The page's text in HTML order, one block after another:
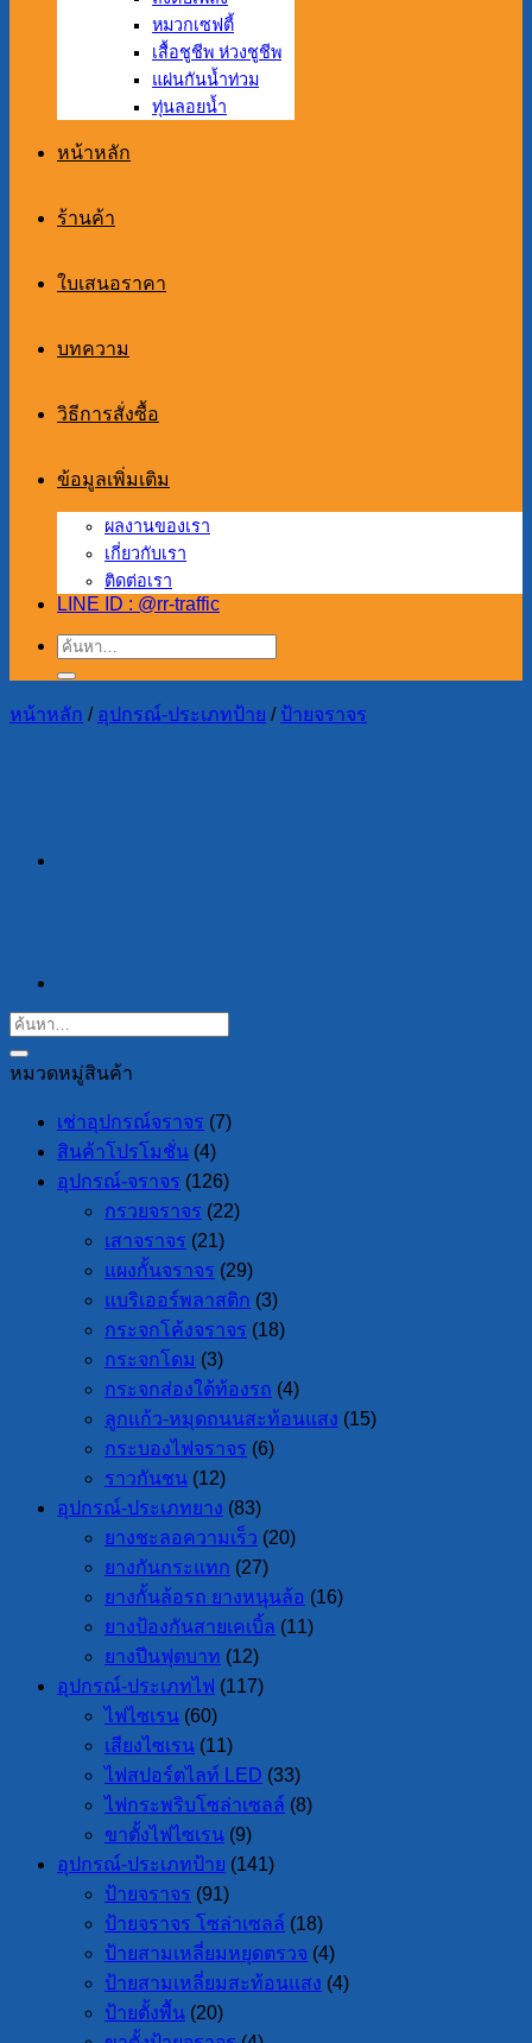
หมวกเซฟตี้
เสื้อชูชีพ ห่วงชูชีพ
แผ่นกันน้ำท่วม
ทุ่นลอยน้ำ
หน้าหลัก
ร้านค้า
ใบเสนอราคา
บทความ
วิธีการสั่งซื้อ
ข้อมูลเพิ่มเติม
ผลงานของเรา
เกี่ยวกับเรา
ติดต่อเรา
LINE ID : @rr-traffic
ค้นหา:
หน้าหลัก / อุปกรณ์-ประเภทป้าย / ป้ายจราจร
หมวดหมู่สินค้า
เช่าอุปกรณ์จราจร (7)
สินค้าโปรโมชั่น (4)
อุปกรณ์-จราจร (126)
กรวยจราจร (22)
เสาจราจร (21)
แผงกั้นจราจร (29)
แบริเออร์พลาสติก (3)
กระจกโค้งจราจร (18)
กระจกโดม (3)
กระจกส่องใต้ท้องรถ (4)
ลูกแก้ว-หมุดถนนสะท้อนแสง (15)
กระบองไฟจราจร (6)
ราวกันชน (12)
อุปกรณ์-ประเภทยาง (83)
ยางชะลอความเร็ว (20)
ยางกันกระแทก (27)
ยางกั้นล้อรถ ยางหนุนล้อ (16)
ยางป้องกันสายเคเบิ้ล (11)
ยางปีนฟุตบาท (12)
อุปกรณ์-ประเภทไฟ (117)
ไฟไซเรน (60)
เสียงไซเรน (11)
ไฟสปอร์ตไลท์ LED (33)
ไฟกระพริบโซล่าเซลล์ (8)
ขาตั้งไฟไซเรน (9)
อุปกรณ์-ประเภทป้าย (141)
ป้ายจราจร (91)
ป้ายจราจร โซล่าเซลล์ (18)
ป้ายสามเหลี่ยมหยุดตรวจ (4)
ป้ายสามเหลี่ยมสะท้อนแสง (4)
ป้ายตั้งพื้น (20)